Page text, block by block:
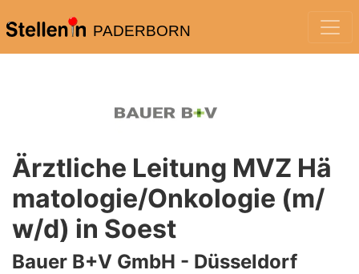
PADERBORN
Ärztliche Leitung MVZ Hä
matologie/Onkologie (m/
w/d) in Soest
Bauer B+V GmbH - Düsseldorf